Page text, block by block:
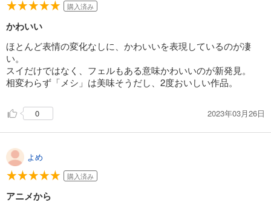
購入済み
かわいい
ほとんど表情の変化なしに、かわいいを表現しているのが凄
い。
スイだけではなく、フェルもある意味かわいいのが新発見。
相変わらず「メシ」は美味そうだし、2度おいしい作品。
0 2023年03月26日
よめ
購入済み
アニメから